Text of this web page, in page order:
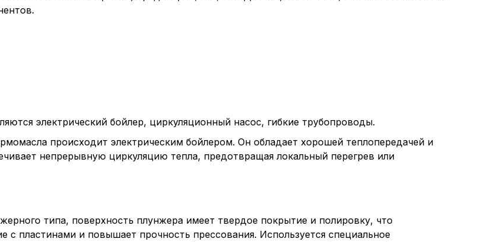
электрический бойлер, циркуляционный насос, гибкие трубопроводы.
происходит электрическим бойлером. Он обладает хорошей теплопередачей и
непрерывную циркуляцию тепла, предотвращая локальный перегрев или
типа, поверхность плунжера имеет твердое покрытие и полировку, что
с пластинами и повышает прочность прессования. Используется специальное